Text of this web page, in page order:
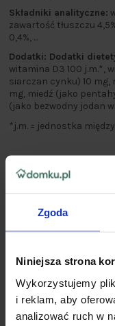
Zgoda
Niniejsza strona
Wykorzystujemy
i reklam, aby
analizować ruch w
Składniki analityczne:
zawartość tłuszczu
0,4%, ...
Dodatki: Dodatki
witamina D3 100 j.m.*,
siarczan cynku) 10
mg, miedź (jako
(jako bezwodny jodan
*j.m. = jednostka